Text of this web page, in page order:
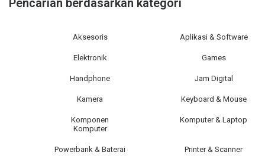
Pencarian berdasarkan kategori
Aksesoris Aplikasi & Software
Elektronik Games
Handphone Jam Digital
Kamera Keyboard & Mouse
Komponen
Komputer
Komputer & Laptop
Powerbank & Baterai Printer & Scanner